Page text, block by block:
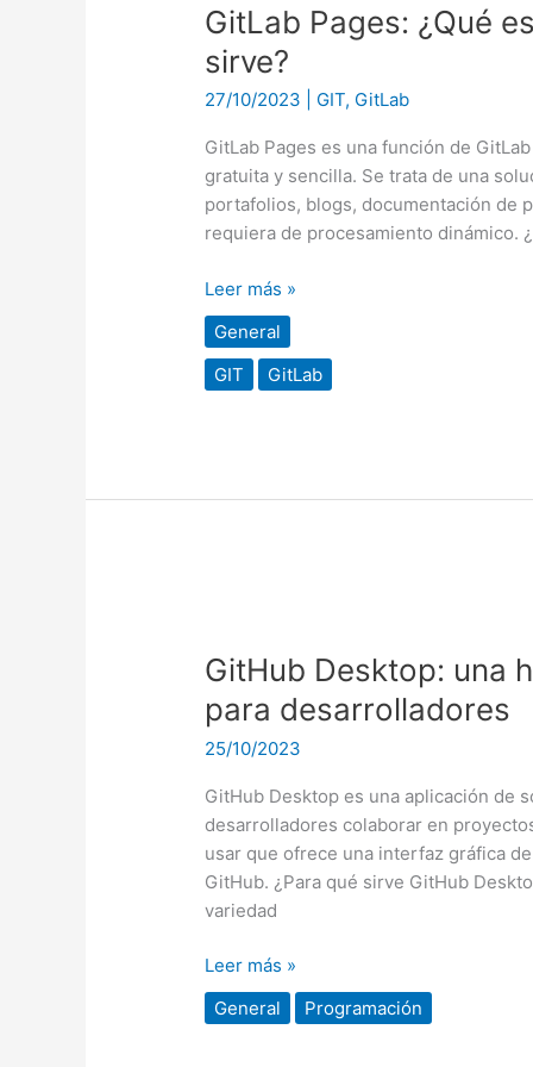
GitLab Pages: ¿Qué
sirve?
27/10/2023 GIT, GitLab
GitLab Pages es una función de
gratuita y sencilla. Se trata de una
portafolios, blogs, documentación de
requiera de procesamiento dinámico.
Leer más »
General
GIT
GitLab
GitHub Desktop: una
para desarrolladores
25/10/2023
GitHub Desktop es una aplicación de
desarrolladores colaborar en
usar que ofrece una interfaz gráfica
GitHub. ¿Para qué sirve GitHub
variedad
una
herramienta
indispensable
para
Leer más »
General
Programación